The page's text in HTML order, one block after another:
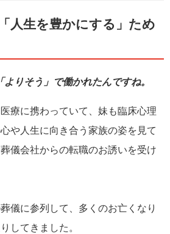
人生を豊かにする」ため
りそう」で働かれたんですね。
療に携わっていて、妹も臨床心理
や人生に向き合う家族の姿を見て
儀会社からの転職のお誘いを受け
儀に参列して、多くのお亡くなり
してきました。